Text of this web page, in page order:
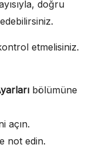
doğru
etmelisiniz.
bölümüne
açın.
not edin.